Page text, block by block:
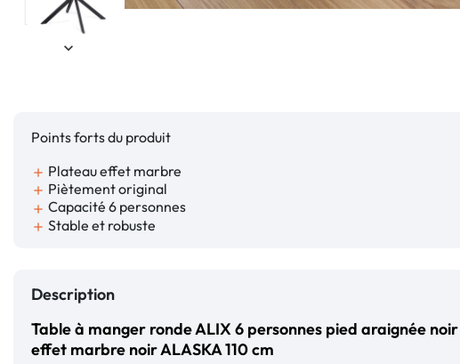
Points forts du produit
add Plateau effet marbre
add Piètement original
add Capacité 6 personnes
add Stable et robuste
Description
Table à manger ronde ALIX 6 personnes pied araignée
effet marbre noir ALASKA 110 cm